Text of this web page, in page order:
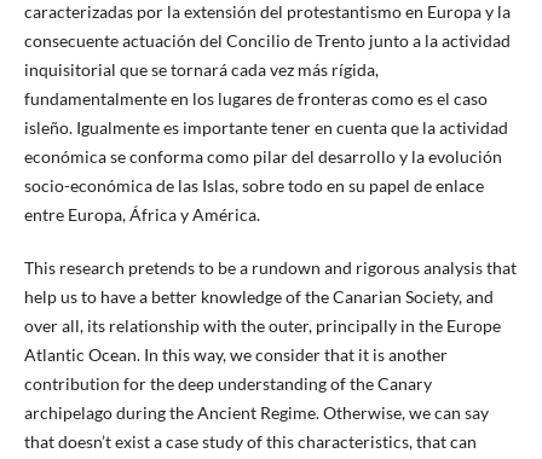
caracterizadas por la extensión del protestantismo en Europa y la
consecuente actuación del Concilio de Trento junto a la actividad
inquisitorial que se tornará cada vez más rígida,
fundamentalmente en los lugares de fronteras como es el caso
isleño. Igualmente es importante tener en cuenta que la actividad
económica se conforma como pilar del desarrollo y la evolución
socio-económica de las Islas, sobre todo en su papel de enlace
entre Europa, África y América.
This research pretends to be a rundown and rigorous analysis that
help us to have a better knowledge of the Canarian Society, and
over all, its relationship with the outer, principally in the Europe
Atlantic Ocean. In this way, we consider that it is another
contribution for the deep understanding of the Canary
archipelago during the Ancient Regime. Otherwise, we can say
that doesn’t exist a case study of this characteristics, that can